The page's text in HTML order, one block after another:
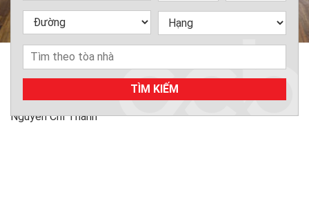
TÌM KIẾM
Home»Văn phòng cho thuê»Quận Đống Đa»Đường
Nguyễn Chí Thanh